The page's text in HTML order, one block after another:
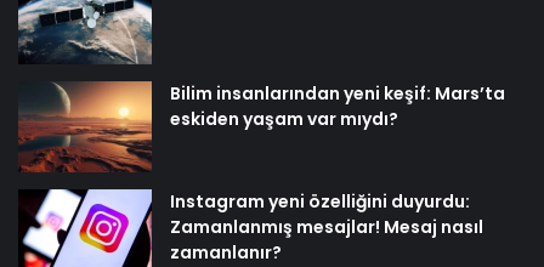
Bilim insanlarından yeni keşif: Mars’ta
eskiden yaşam var mıydı?
Instagram yeni özelliğini duyurdu:
Zamanlanmış mesajlar! Mesaj nasıl
zamanlanır?